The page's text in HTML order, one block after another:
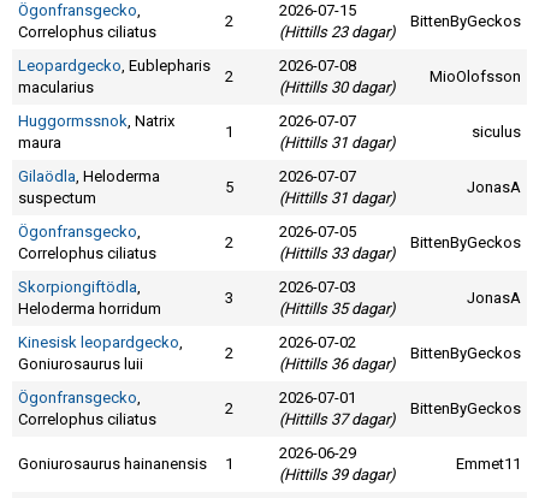
Ögonfransgecko,
Correlophus ciliatus
2
2026-07-15
(Hittills 23 dagar)
BittenByGeckos
Leopardgecko, Eublepharis
macularius
2
2026-07-08
(Hittills 30 dagar)
MioOlofsson
Huggormssnok, Natrix
maura
1
2026-07-07
(Hittills 31 dagar)
siculus
Gilaödla, Heloderma
suspectum
5
2026-07-07
(Hittills 31 dagar)
JonasA
Ögonfransgecko,
Correlophus ciliatus
2
2026-07-05
(Hittills 33 dagar)
BittenByGeckos
Skorpiongiftödla,
Heloderma horridum
3
2026-07-03
(Hittills 35 dagar)
JonasA
Kinesisk leopardgecko,
Goniurosaurus luii
2
2026-07-02
(Hittills 36 dagar)
BittenByGeckos
Ögonfransgecko,
Correlophus ciliatus
2
2026-07-01
(Hittills 37 dagar)
BittenByGeckos
Goniurosaurus hainanensis 1
2026-06-29
(Hittills 39 dagar)
Emmet11